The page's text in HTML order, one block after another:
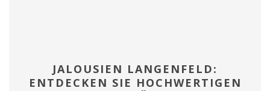
JALOUSIEN LANGENFELD:
ENTDECKEN SIE HOCHWERTIGEN